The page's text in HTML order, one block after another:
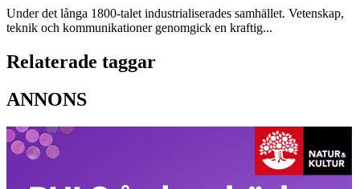
Under det långa 1800-talet industrialiserades samhället. Vetenskap,
teknik och kommunikationer genomgick en kraftig...
Relaterade taggar
ANNONS